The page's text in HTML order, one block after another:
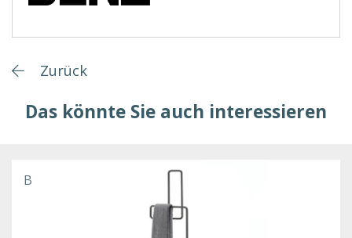
Zurück
Das könnte Sie auch interessieren
B